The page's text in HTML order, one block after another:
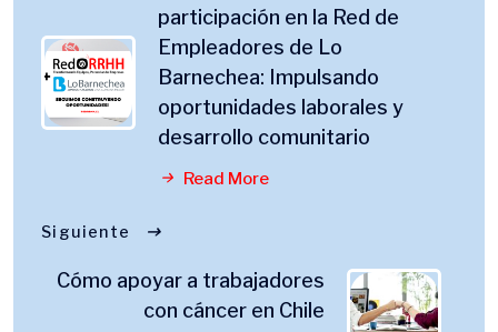
participación en la Red de
Empleadores de Lo
Barnechea: Impulsando
oportunidades laborales y
desarrollo comunitario
Read More
Siguiente
Cómo apoyar a trabajadores
con cáncer en Chile